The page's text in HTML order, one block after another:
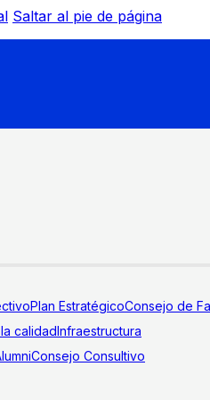
Saltar al pie de página
Plan EstratégicoConsejo de
calidadInfraestructura
Consejo Consultivo